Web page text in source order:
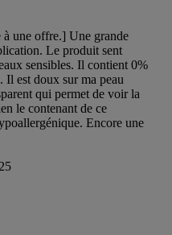
à une offre.] Une grande
Le produit sent
sensibles. Il contient 0%
est doux sur ma peau
qui permet de voir la
le contenant de ce
Encore une